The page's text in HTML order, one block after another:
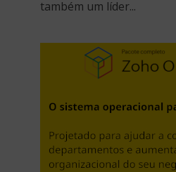
também um líder...